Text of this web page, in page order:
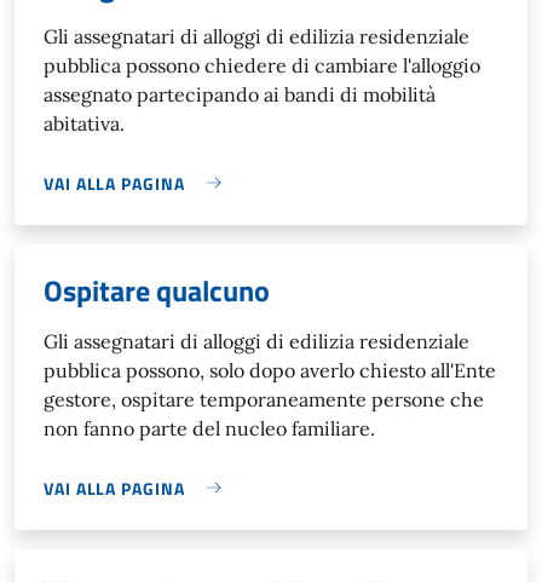
Gli assegnatari di alloggi di edilizia residenziale
pubblica possono chiedere di cambiare l'alloggio
assegnato partecipando ai bandi di mobilità
abitativa.
VAI ALLA PAGINA
Ospitare qualcuno
Gli assegnatari di alloggi di edilizia residenziale
pubblica possono, solo dopo averlo chiesto all'Ente
gestore, ospitare temporaneamente persone che
non fanno parte del nucleo familiare.
VAI ALLA PAGINA